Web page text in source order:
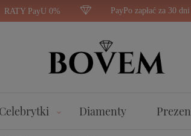
RATY PayU 0% PayPo zapłać za 30 dni
Celebrytki Diamenty